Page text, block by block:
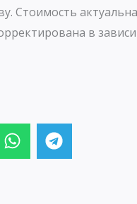
Стоимость
в
W
h
a
T
e
l